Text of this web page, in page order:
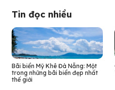
Tin đọc nhiều
Bãi biển Mỹ Khê Đà Nẵng: Một
trong những bãi biển đẹp nhất
thế giới